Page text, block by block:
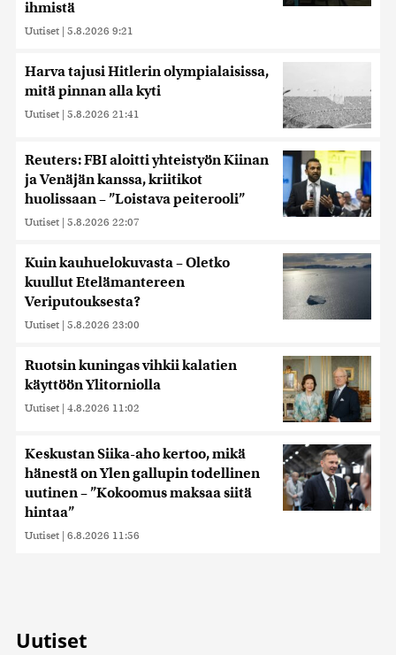
ihmistä
Uutiset | 5.8.2026 9:21
Harva tajusi Hitlerin olympialaisissa,
mitä pinnan alla kyti
Uutiset | 5.8.2026 21:41
Reuters: FBI aloitti yhteistyön Kiinan
ja Venäjän kanssa, kriitikot
huolissaan – ”Loistava peiterooli”
Uutiset | 5.8.2026 22:07
Kuin kauhuelokuvasta – Oletko
kuullut Etelämantereen
Veriputouksesta?
Uutiset | 5.8.2026 23:00
Ruotsin kuningas vihkii kalatien
käyttöön Ylitorniolla
Uutiset | 4.8.2026 11:02
Keskustan Siika-aho kertoo, mikä
hänestä on Ylen gallupin todellinen
uutinen – ”Kokoomus maksaa siitä
hintaa”
Uutiset | 6.8.2026 11:56
Uutiset